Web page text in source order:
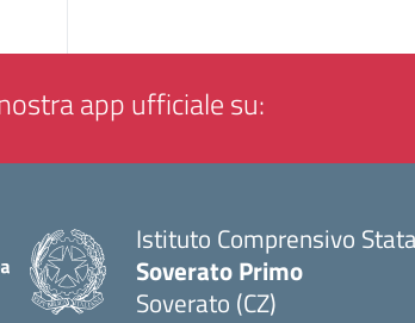
app ufficiale su:
Istituto Comprensivo
Soverato Primo
Soverato (CZ)